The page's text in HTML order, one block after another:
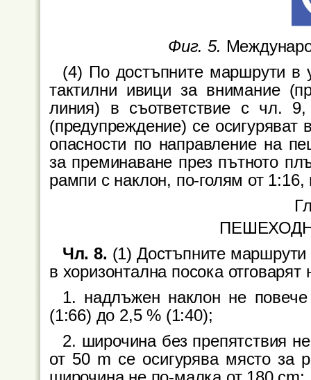
Фиг. 5.
(4) По достъпните маршрути в
тактилни ивици за внимание
линия) в съответствие с чл.
(предупреждение) се осигуряват
опасности по направление на
за преминаване през пътното
рампи с наклон, по-голям от 1:16,
Чл. 8. (1) Достъпните
в хоризонтална посока
1. надлъжен наклон не
(1:66) до 2,5 % (1:40);
2. широчина без препятствия
от 50 m се осигурява място за